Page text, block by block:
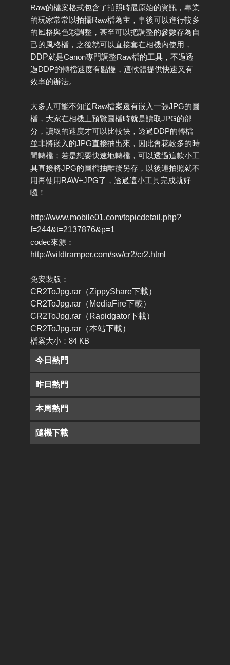
Raw的檔案格式包含了拍照時最原始的資訊，專業
的玩家常常以拍攝Raw檔為主，事後可以進行較多
的風格與色彩調整，甚至可以把調整的參數存為自
己的風格檔，之後就可以直接套在相機內使用，
DDP就是Canon專門調整Raw檔的工具，不過透
過DDP的轉檔速度有點慢，這軟體提供快速又有
效率的辦法。
大多人可能不知道Raw檔案還有嵌入一張JPG的圖
檔，大家在相機上預覽圖檔時就是讀取JPG的部
分，讀取的速度才可以比較快，透過DDP的轉檔
並非將嵌入的JPG直接抽出來，因此會花較多的時
間轉檔；若是想要快速地轉檔，可以透過這款小工
具直接將JPG的圖檔抽離後另存，以後連拍照就不
用再使用RAW+JPG了，透過這小工具完成就好
囉！
http://www.mobile01.com/topicdetail.php?
f=244&t=2137876&p=1
codec來源：
http://wildtramper.com/sw/cr2/cr2.html
免安裝版：
CR2ToJpg.rar（ZippyShare下載）
CR2ToJpg.rar（MediaFire下載）
CR2ToJpg.rar（Rapidgator下載）
CR2ToJpg.rar（本站下載）
檔案大小：84 KB
今日熱門
昨日熱門
本周熱門
隨機下載